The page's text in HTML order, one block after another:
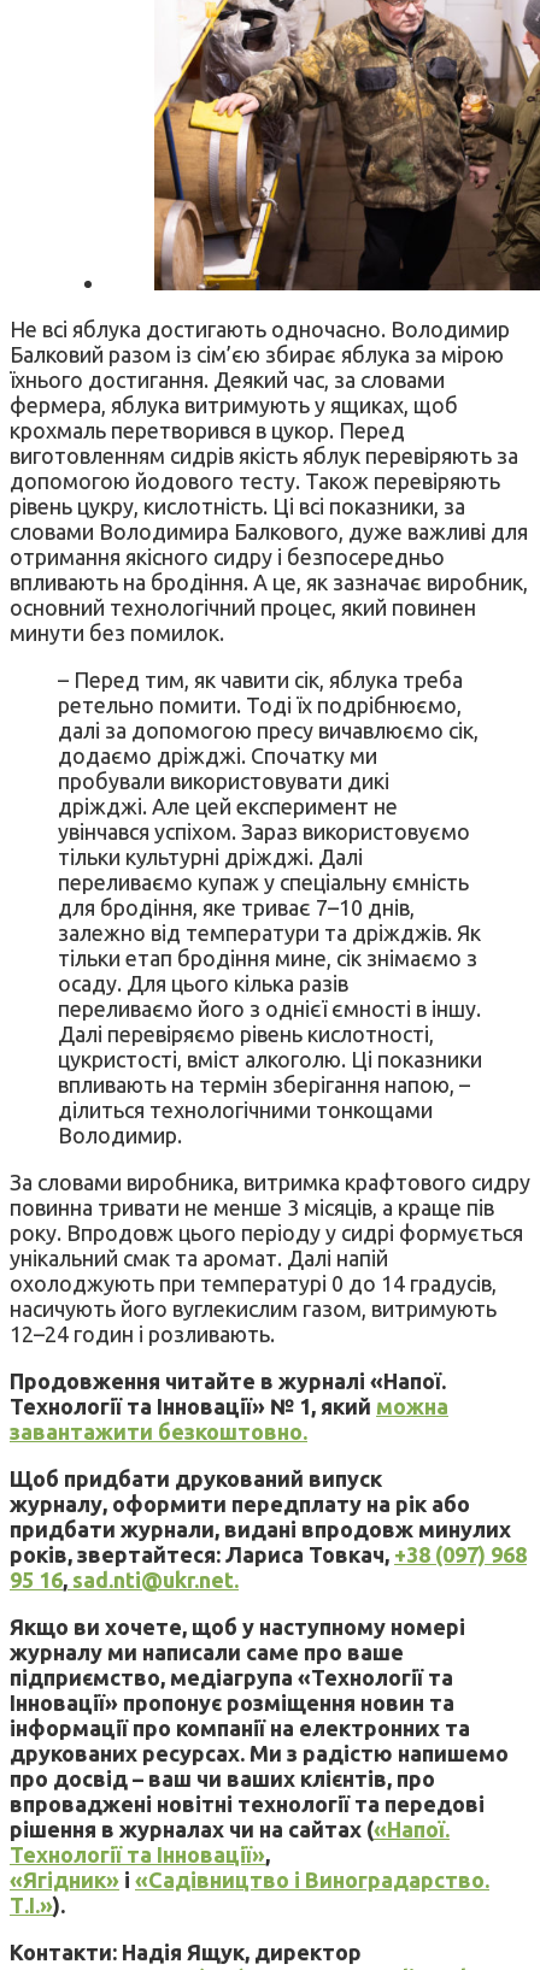
Не всі яблука достигають одночасно. Володимир
Балковий разом із сім’єю збирає яблука за мірою
їхнього достигання. Деякий час, за словами
фермера, яблука витримують у ящиках, щоб
крохмаль перетворився в цукор. Перед
виготовленням сидрів якість яблук перевіряють за
допомогою йодового тесту. Також перевіряють
рівень цукру, кислотність. Ці всі показники, за
словами Володимира Балкового, дуже важливі для
отримання якісного сидру і безпосередньо
впливають на бродіння. А це, як зазначає виробник,
основний технологічний процес, який повинен
минути без помилок.
– Перед тим, як чавити сік, яблука треба
ретельно помити. Тоді їх подрібнюємо,
далі за допомогою пресу вичавлюємо сік,
додаємо дріжджі. Спочатку ми
пробували використовувати дикі
дріжджі. Але цей експеримент не
увінчався успіхом. Зараз використовуємо
тільки культурні дріжджі. Далі
переливаємо купаж у спеціальну ємність
для бродіння, яке триває 7–10 днів,
залежно від температури та дріжджів. Як
тільки етап бродіння мине, сік знімаємо з
осаду. Для цього кілька разів
переливаємо його з однієї ємності в іншу.
Далі перевіряємо рівень кислотності,
цукристості, вміст алкоголю. Ці показники
впливають на термін зберігання напою, –
ділиться технологічними тонкощами
Володимир.
За словами виробника, витримка крафтового сидру
повинна тривати не менше 3 місяців, а краще пів
року. Впродовж цього періоду у сидрі формується
унікальний смак та аромат. Далі напій
охолоджують при температурі 0 до 14 градусів,
насичують його вуглекислим газом, витримують
12–24 годин і розливають.
Продовження читайте в журналі «Напої.
Технології та Інновації» № 1, який можна
завантажити безкоштовно.
Щоб придбати друкований випуск
журналу, оформити передплату на рік або
придбати журнали, видані впродовж минулих
років, звертайтеся: Лариса Товкач, +38 (097) 968
95 16, sad.nti@ukr.net.
Якщо ви хочете, щоб у наступному номері
журналу ми написали саме про ваше
підприємство, медіагрупа «Технології та
Інновації» пропонує розміщення новин та
інформації про компанії на електронних та
друкованих ресурсах. Ми з радістю напишемо
про досвід – ваш чи ваших клієнтів, про
впроваджені новітні технології та передові
рішення в журналах чи на сайтах («Напої.
Технології та Інновації»,
«Ягідник» і «Садівництво і Виноградарство.
Т.І.»).
Контакти: Надія Ящук, директор